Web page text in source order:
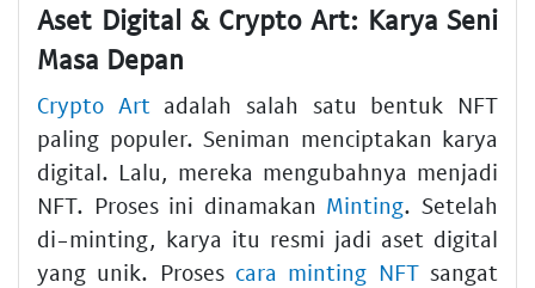
Aset Digital & Crypto Art: Karya Seni
Masa Depan
Crypto Art adalah salah satu bentuk NFT
paling populer. Seniman menciptakan karya
digital. Lalu, mereka mengubahnya menjadi
NFT. Proses ini dinamakan Minting. Setelah
di-minting, karya itu resmi jadi aset digital
yang unik. Proses cara minting NFTsangat